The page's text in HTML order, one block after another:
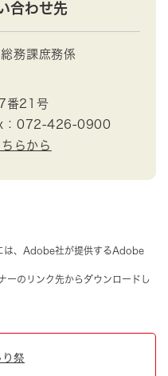
合わせ先
総務課庶務係
番21号
：072-426-0900
らから
は、Adobe社が提供するAdobe
のリンク先からダウンロードし
り祭